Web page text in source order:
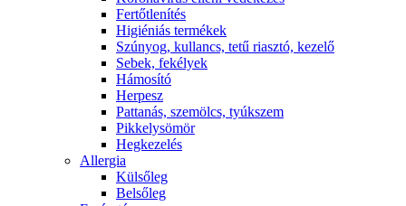
Fertőtlenítés
Higiéniás termékek
Szúnyog, kullancs, tetű riasztó, kezelő
Sebek, fekélyek
Hámosító
Herpesz
Pattanás, szemölcs, tyúkszem
Pikkelysömör
Hegkezelés
Allergia
Külsőleg
Belsőleg